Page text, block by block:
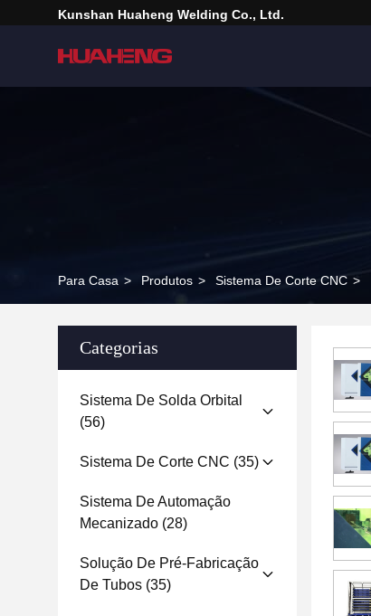
Kunshan Huaheng Welding Co., Ltd.
Para Casa > Produtos > Sistema De Corte CNC >
Categorias
Sistema De Solda Orbital
(56)
Sistema De Corte CNC (35)
Sistema De Automação
Mecanizado (28)
Solução De Pré-Fabricação
De Tubos (35)